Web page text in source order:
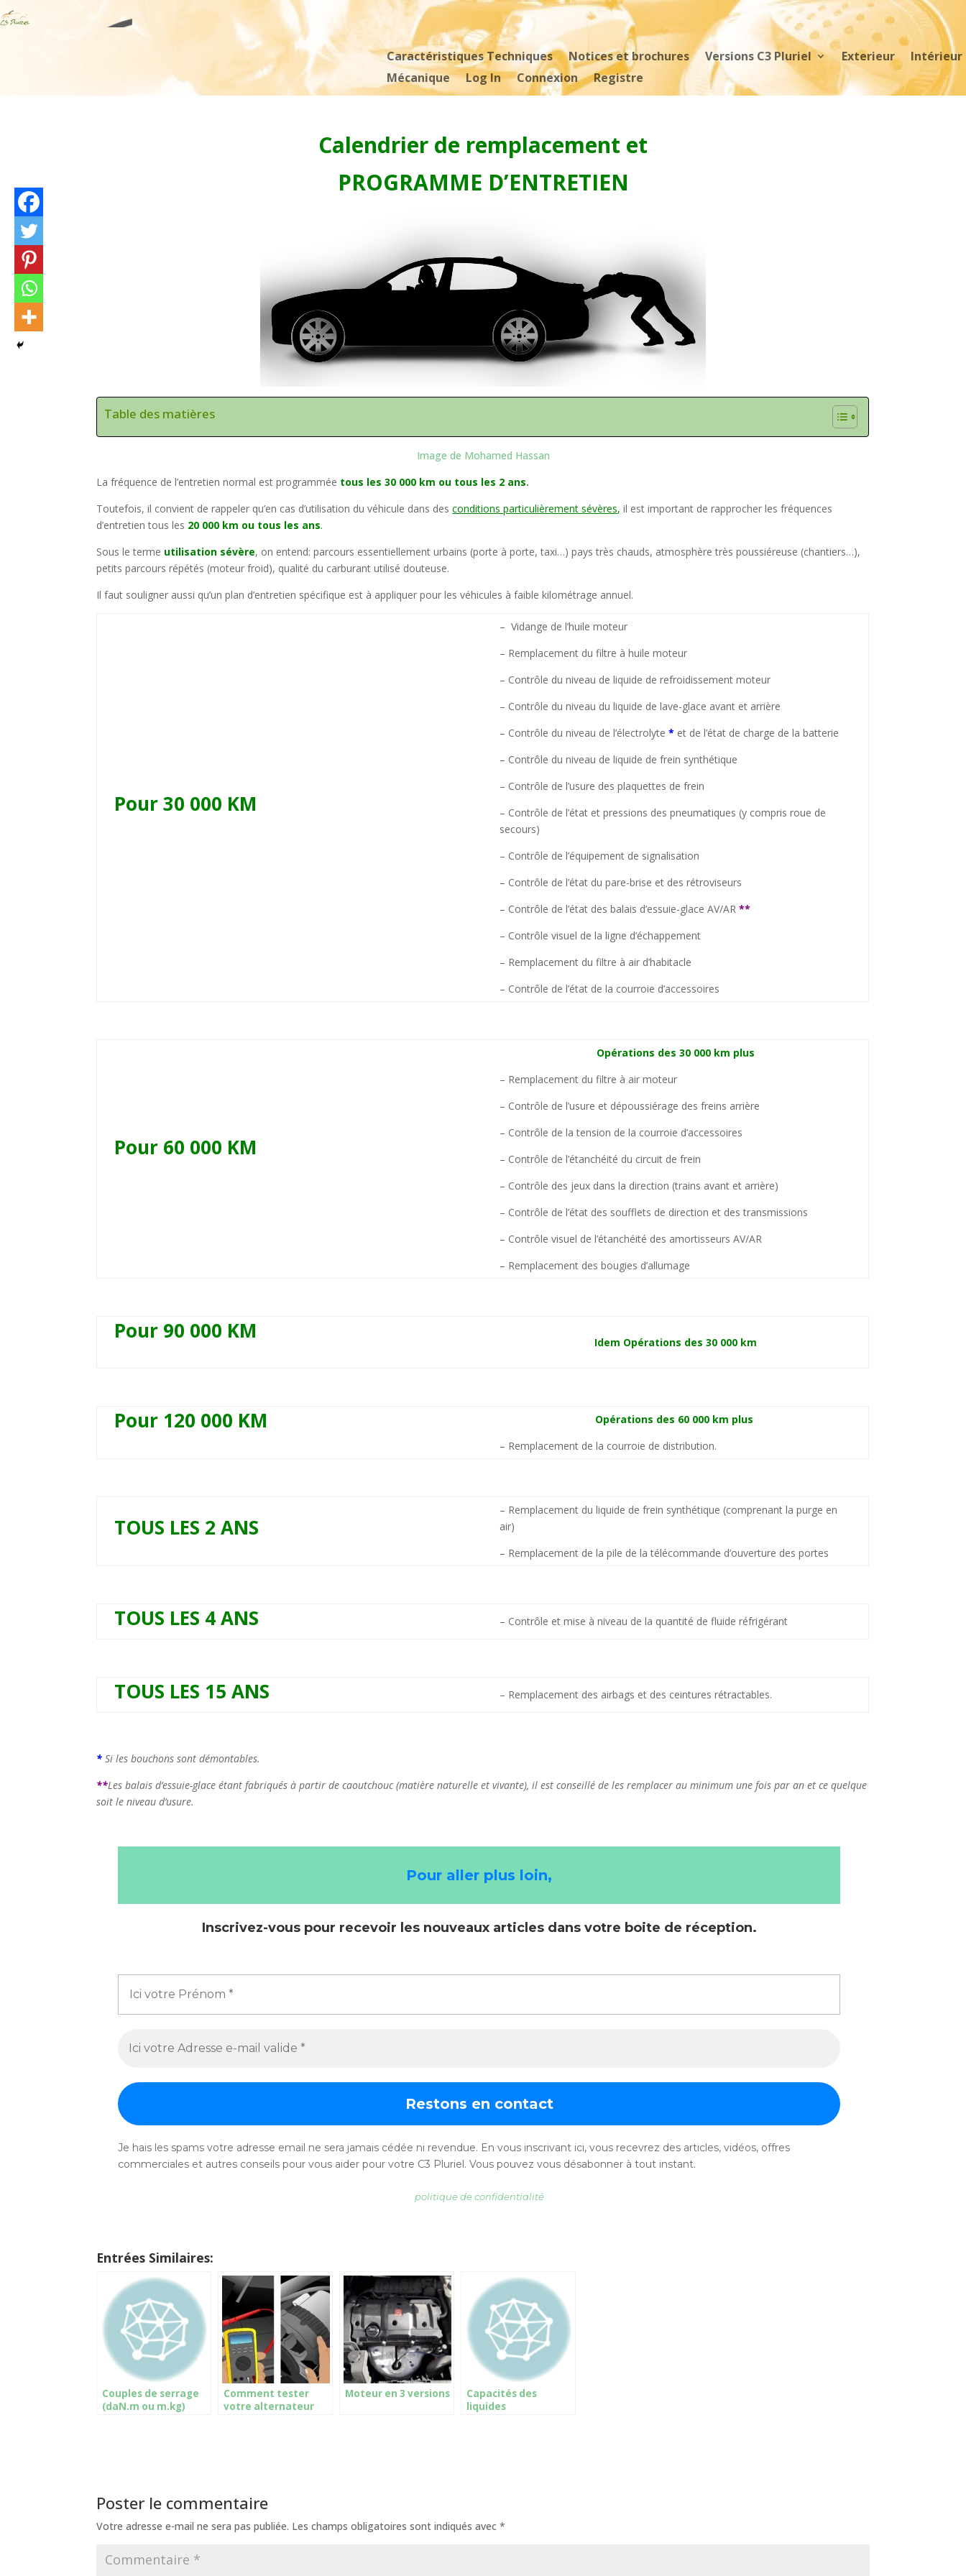
Caractéristiques Techniques Notices et brochures Versions C3 Pluriel Exterieur
Intérieur
Mécanique
Log In Connexion Registre
Calendrier de remplacement et
PROGRAMME D’ENTRETIEN
Table des matières
Image de Mohamed Hassan
La fréquence de l’entretien normal est programmée tous les 30 000 km ou tous les 2 ans.
Toutefois, il convient de rappeler qu’en cas d’utilisation du véhicule dans desconditions particulièrement sévères, il est important de rapprocher les fréquences
d’entretien tous les 20 000 km ou tous les ans.
Sous le terme utilisation sévère, on entend: parcours essentiellement urbains (porte à porte, taxi…) pays très chauds, atmosphère très poussiéreuse (chantiers…),
petits parcours répétés (moteur froid), qualité du carburant utilisé douteuse.
Il faut souligner aussi qu’un plan d’entretien spécifique est à appliquer pour les véhicules à faible kilométrage annuel.
Pour 30 000 KM
– Vidange de l’huile moteur
– Remplacement du filtre à huile moteur
– Contrôle du niveau de liquide de refroidissement moteur
– Contrôle du niveau du liquide de lave-glace avant et arrière
– Contrôle du niveau de l’électrolyte* et de l’état de charge de la batterie
– Contrôle du niveau de liquide de frein synthétique
– Contrôle de l’usure des plaquettes de frein
– Contrôle de l’état et pressions des pneumatiques (y compris roue de
secours)
– Contrôle de l’équipement de signalisation
– Contrôle de l’état du pare-brise et des rétroviseurs
– Contrôle de l’état des balais d’essuie-glace AV/AR**
– Contrôle visuel de la ligne d’échappement
– Remplacement du filtre à air d’habitacle
– Contrôle de l’état de la courroie d’accessoires
Pour 60 000 KM
Opérations des 30 000 km plus
– Remplacement du filtre à air moteur
– Contrôle de l’usure et dépoussiérage des freins arrière
– Contrôle de la tension de la courroie d’accessoires
– Contrôle de l’étanchéité du circuit de frein
– Contrôle des jeux dans la direction (trains avant et arrière)
– Contrôle de l’état des soufflets de direction et des transmissions
– Contrôle visuel de l’étanchéité des amortisseurs AV/AR
– Remplacement des bougies d’allumage
Pour 90 000 KM Idem Opérations des 30 000 km
Pour 120 000 KM
Opérations des 60 000 km plus
– Remplacement de la courroie de distribution.
TOUS LES 2 ANS
– Remplacement du liquide de frein synthétique (comprenant la purge en
air)
– Remplacement de la pile de la télécommande d’ouverture des portes
TOUS LES 4 ANS – Contrôle et mise à niveau de la quantité de fluide réfrigérant
TOUS LES 15 ANS – Remplacement des airbags et des ceintures rétractables.
* Si les bouchons sont démontables.
**Les balais d’essuie-glace étant fabriqués à partir de caoutchouc (matière naturelle et vivante), il est conseillé de les remplacer au minimum une fois par an et ce quelque
soit le niveau d’usure.
Pour aller plus loin,
Inscrivez-vous pour recevoir les nouveaux articles dans votre boite de réception.
Je hais les spams votre adresse email ne sera jamais cédée ni revendue. En vous inscrivant ici, vous recevrez des articles, vidéos, offres
commerciales et autres conseils pour vous aider pour votre C3 Pluriel. Vous pouvez vous désabonner à tout instant.
politique de confidentialité
Entrées Similaires:
Couples de serrage
(daN.m ou m.kg)
Comment tester
votre alternateur
Moteur en 3 versions
Capacités des
liquides
Poster le commentaire
Votre adresse e-mail ne sera pas publiée. Les champs obligatoires sont indiqués avec*